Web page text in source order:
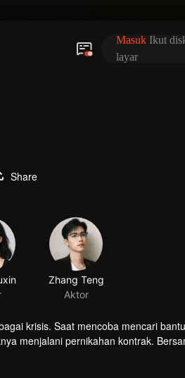
Share
Zhang Teng
Aktor
krisis. Saat mencoba mencari
menjalani pernikahan kontrak.
mereka berubah menjadi